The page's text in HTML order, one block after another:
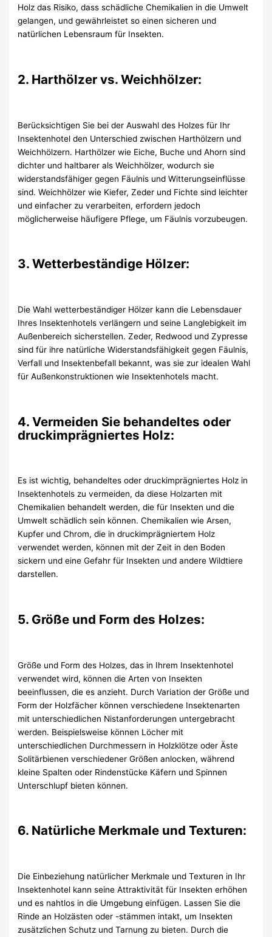
Holz das Risiko, dass schädliche Chemikalien in die Umwelt
gelangen, und gewährleistet so einen sicheren und
natürlichen Lebensraum für Insekten.
2. Harthölzer vs. Weichhölzer:
Berücksichtigen Sie bei der Auswahl des Holzes für Ihr
Insektenhotel den Unterschied zwischen Harthölzern und
Weichhölzern. Harthölzer wie Eiche, Buche und Ahorn sind
dichter und haltbarer als Weichhölzer, wodurch sie
widerstandsfähiger gegen Fäulnis und Witterungseinflüsse
sind. Weichhölzer wie Kiefer, Zeder und Fichte sind leichter
und einfacher zu verarbeiten, erfordern jedoch
möglicherweise häufigere Pflege, um Fäulnis vorzubeugen.
3. Wetterbeständige Hölzer:
Die Wahl wetterbeständiger Hölzer kann die Lebensdauer
Ihres Insektenhotels verlängern und seine Langlebigkeit im
Außenbereich sicherstellen. Zeder, Redwood und Zypresse
sind für ihre natürliche Widerstandsfähigkeit gegen Fäulnis,
Verfall und Insektenbefall bekannt, was sie zur idealen Wahl
für Außenkonstruktionen wie Insektenhotels macht.
4. Vermeiden Sie behandeltes oder
druckimprägniertes Holz:
Es ist wichtig, behandeltes oder druckimprägniertes Holz in
Insektenhotels zu vermeiden, da diese Holzarten mit
Chemikalien behandelt werden, die für Insekten und die
Umwelt schädlich sein können. Chemikalien wie Arsen,
Kupfer und Chrom, die in druckimprägniertem Holz
verwendet werden, können mit der Zeit in den Boden
sickern und eine Gefahr für Insekten und andere Wildtiere
darstellen.
5. Größe und Form des Holzes:
Größe und Form des Holzes, das in Ihrem Insektenhotel
verwendet wird, können die Arten von Insekten
beeinflussen, die es anzieht. Durch Variation der Größe und
Form der Holzfächer können verschiedene Insektenarten
mit unterschiedlichen Nistanforderungen untergebracht
werden. Beispielsweise können Löcher mit
unterschiedlichen Durchmessern in Holzklötze oder Äste
Solitärbienen verschiedener Größen anlocken, während
kleine Spalten oder Rindenstücke Käfern und Spinnen
Unterschlupf bieten können.
6. Natürliche Merkmale und Texturen:
Die Einbeziehung natürlicher Merkmale und Texturen in Ihr
Insektenhotel kann seine Attraktivität für Insekten erhöhen
und es nahtlos in die Umgebung einfügen. Lassen Sie die
Rinde an Holzästen oder -stämmen intakt, um Insekten
zusätzlichen Schutz und Tarnung zu bieten. Durch die